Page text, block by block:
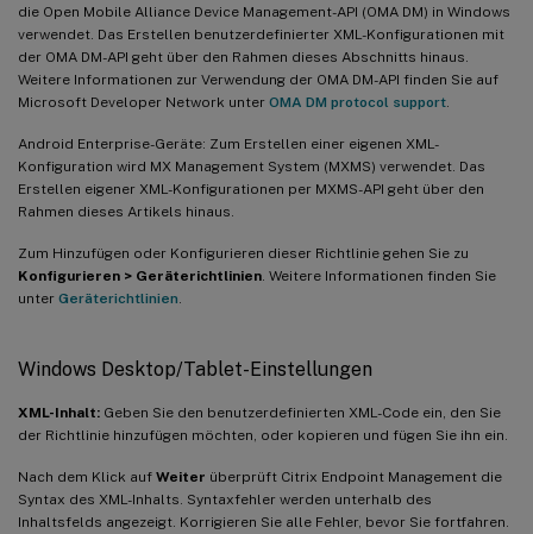
die Open Mobile Alliance Device Management-API (OMA DM) in Windows
verwendet. Das Erstellen benutzerdefinierter XML-Konfigurationen mit
der OMA DM-API geht über den Rahmen dieses Abschnitts hinaus.
Weitere Informationen zur Verwendung der OMA DM-API finden Sie auf
Microsoft Developer Network unter OMA DM protocol support
Android Enterprise-Geräte: Zum Erstellen einer eigenen XML-
Konfiguration wird MX Management System (MXMS) verwendet. Das
Erstellen eigener XML-Konfigurationen per MXMS-API geht über den
Rahmen dieses Artikels hinaus.
Zum Hinzufügen oder Konfigurieren dieser Richtlinie gehen Sie zu
Konfigurieren > Geräterichtlinien . Weitere Informationen finden Sie
unter Geräterichtlinien
Windows Desktop/Tablet-Einstellungen
XML-Inhalt: Geben Sie den benutzerdefinierten XML-Code ein, den Sie
der Richtlinie hinzufügen möchten, oder kopieren und fügen Sie ihn ein.
Nach dem Klick auf Weiter überprüft Citrix Endpoint Management die
Syntax des XML-Inhalts. Syntaxfehler werden unterhalb des
Inhaltsfelds angezeigt. Korrigieren Sie alle Fehler, bevor Sie fortfahren.